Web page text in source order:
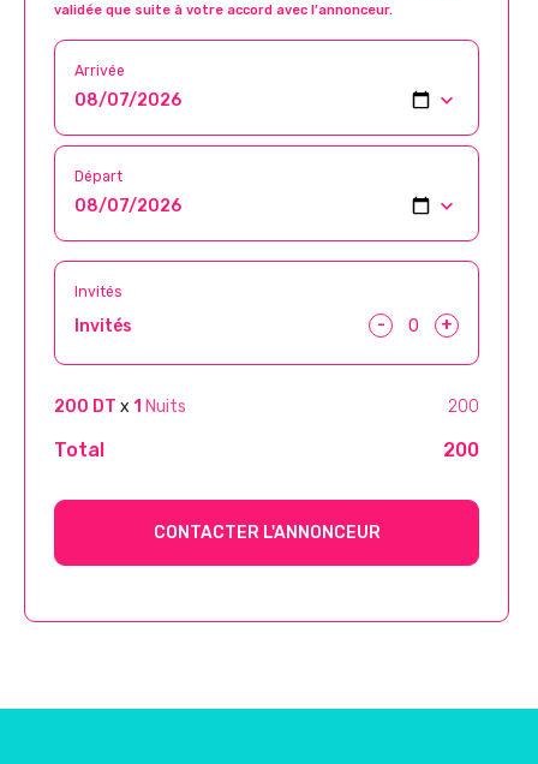
validée que suite à votre accord avec l’annonceur.
Arrivée
Départ
Invités
Invités - +
200 DT x 1 Nuits 200
Total 200
CONTACTER L'ANNONCEUR